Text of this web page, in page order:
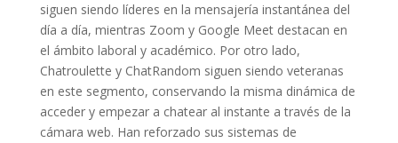
siguen siendo líderes en la mensajería instantánea del
día a día, mientras Zoom y Google Meet destacan en
el ámbito laboral y académico. Por otro lado,
Chatroulette y ChatRandom siguen siendo veteranas
en este segmento, conservando la misma dinámica de
acceder y empezar a chatear al instante a través de la
cámara web. Han reforzado sus sistemas de